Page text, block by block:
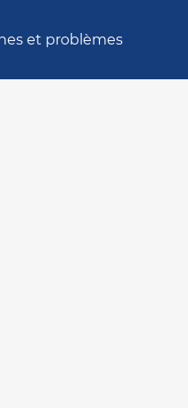
et problèmes